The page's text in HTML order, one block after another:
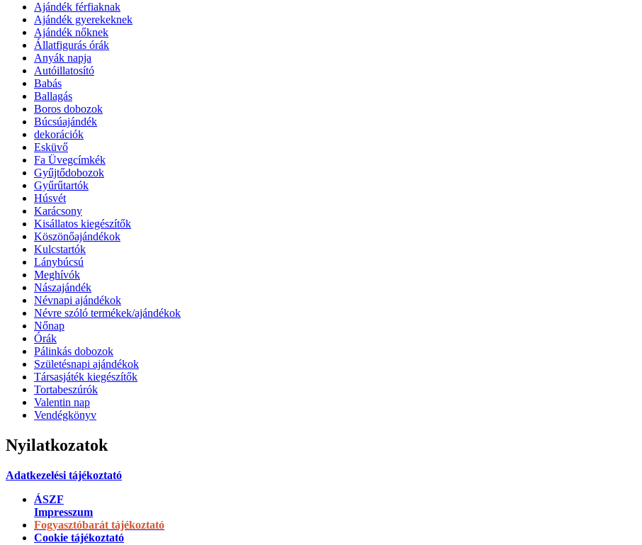
Ajándék férfiaknak
Ajándék gyerekeknek
Ajándék nőknek
Állatfigurás órák
Anyák napja
Autóillatosító
Babás
Ballagás
Boros dobozok
Búcsúajándék
dekorációk
Esküvő
Fa Üvegcímkék
Gyűjtődobozok
Gyűrűtartók
Húsvét
Karácsony
Kisállatos kiegészítők
Köszönőajándékok
Kulcstartók
Lánybúcsú
Meghívók
Nászajándék
Névnapi ajándékok
Névre szóló termékek/ajándékok
Nőnap
Órák
Pálinkás dobozok
Születésnapi ajándékok
Társasjáték kiegészítők
Tortabeszúrók
Valentin nap
Vendégkönyv
Nyilatkozatok
Adatkezelési tájékoztató
ÁSZF
Impresszum
Fogyasztóbarát tájékoztató
Cookie tájékoztató